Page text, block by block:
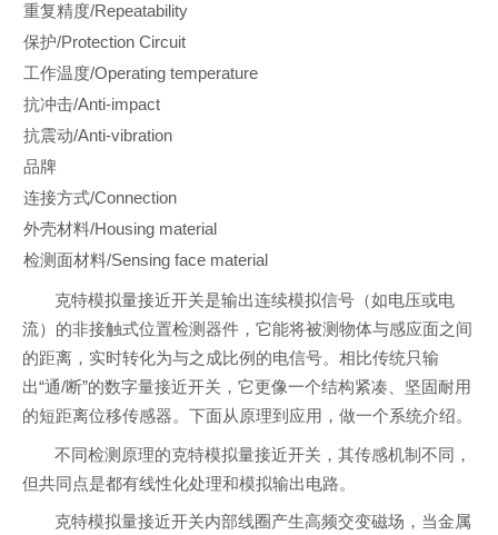
重复精度/Repeatability
保护/Protection Circuit
工作温度/Operating temperature
抗冲击/Anti-impact
抗震动/Anti-vibration
品牌
连接方式/Connection
外壳材料/Housing material
检测面材料/Sensing face material
克特模拟量接近开关是输出连续模拟信号（如电压或电
流）的非接触式位置检测器件，它能将被测物体与感应面之间
的距离，实时转化为与之成比例的电信号。相比传统只输
出“通/断”的数字量接近开关，它更像一个结构紧凑、坚固耐用
的短距离位移传感器。下面从原理到应用，做一个系统介绍。
不同检测原理的克特模拟量接近开关，其传感机制不同，
但共同点是都有线性化处理和模拟输出电路。
克特模拟量接近开关内部线圈产生高频交变磁场，当金属